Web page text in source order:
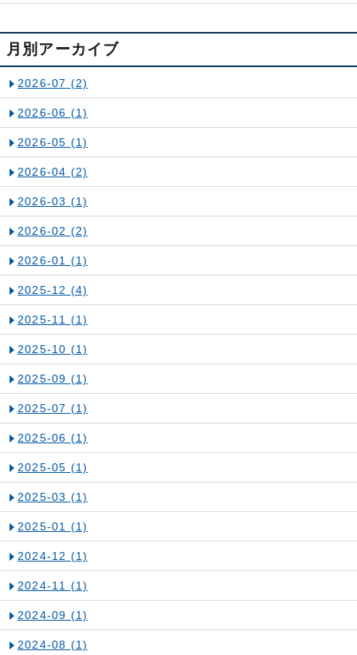
月別アーカイブ
2026-07 (2)
2026-06 (1)
2026-05 (1)
2026-04 (2)
2026-03 (1)
2026-02 (2)
2026-01 (1)
2025-12 (4)
2025-11 (1)
2025-10 (1)
2025-09 (1)
2025-07 (1)
2025-06 (1)
2025-05 (1)
2025-03 (1)
2025-01 (1)
2024-12 (1)
2024-11 (1)
2024-09 (1)
2024-08 (1)